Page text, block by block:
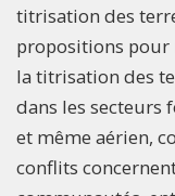
titrisation des
propositions pour
la titrisation des
dans les secteurs
et même aérien,
conflits